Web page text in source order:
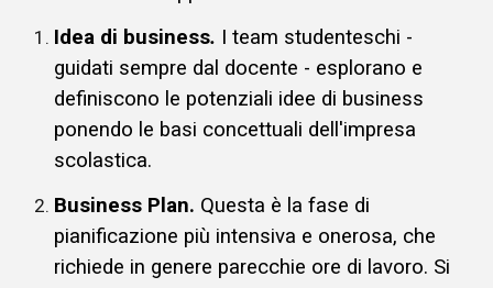
Idea di business. I team studenteschi -
guidati sempre dal docente - esplorano e
definiscono le potenziali idee di business
ponendo le basi concettuali dell'impresa
scolastica.
Business Plan. Questa è la fase di
pianificazione più intensiva e onerosa, che
richiede in genere parecchie ore di lavoro. Si